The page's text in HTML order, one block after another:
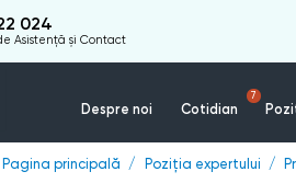
024
Asistență și Contact
Despre noi Cotidian
7
Pagina principală Poziția expertului